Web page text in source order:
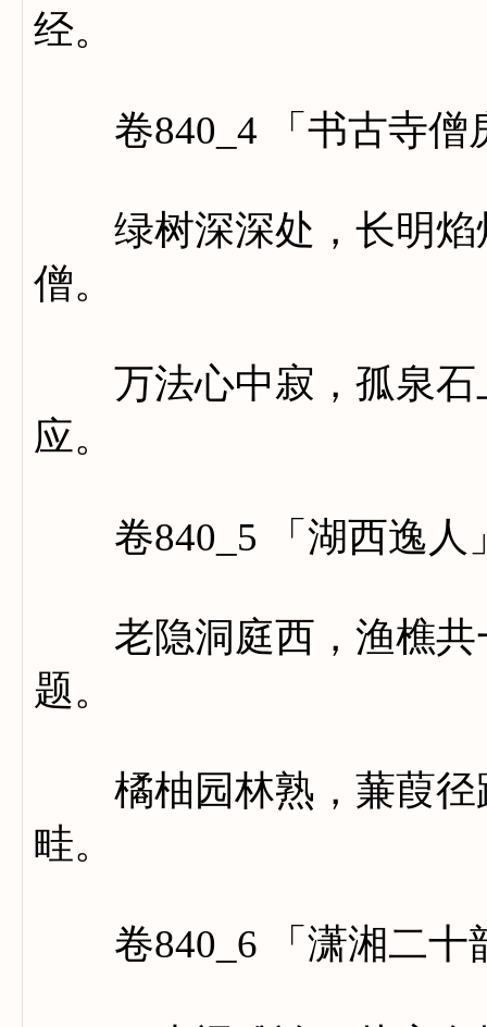
经。
卷840_4 「书古寺僧
绿树深深处，长明焰
僧。
万法心中寂，孤泉石
应。
卷840_5 「湖西逸人
老隐洞庭西，渔樵共
题。
橘柚园林熟，蒹葭径
畦。
卷840_6 「潇湘二十